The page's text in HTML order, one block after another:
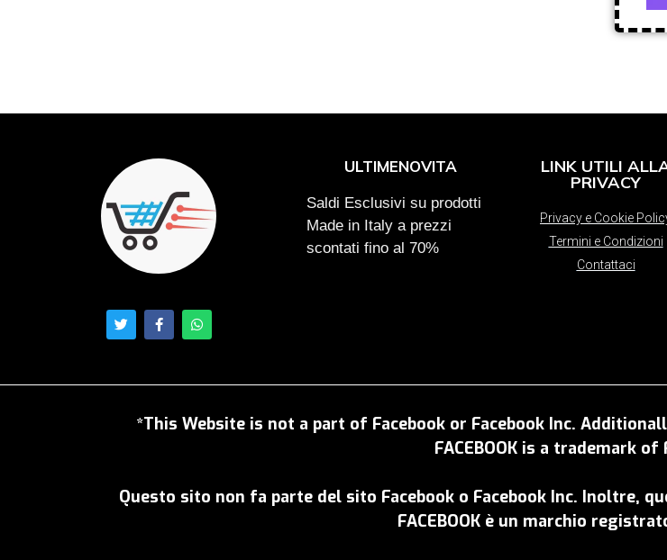
ULTIMENOVITA
Saldi Esclusivi su prodotti
Made in Italy a prezzi
scontati fino al 70%
LINK UTILI
PRIVACY
Privacy e Cookie
Termini e Condizioni
Contattaci
*This Website is not a part of Facebook or Facebook Inc.
FACEBOOK is a trademark of
Questo sito non fa parte del sito Facebook o Facebook Inc. Inoltre,
FACEBOOK è un marchio